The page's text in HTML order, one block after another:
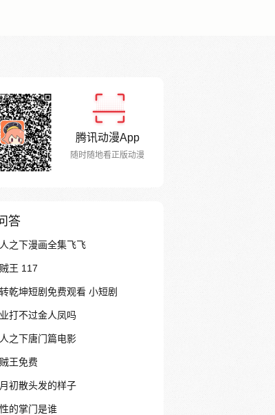
腾讯动漫App
随时随地看正版动漫
答
之下漫画全集飞飞
王 117
乾坤短剧免费观看 小短剧
打不过金人凤吗
之下唐门篇电影
王免费
初散头发的样子
的掌门是谁